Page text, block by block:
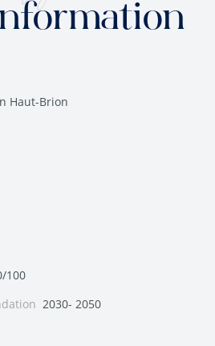
Haut-Brion
100
2030- 2050